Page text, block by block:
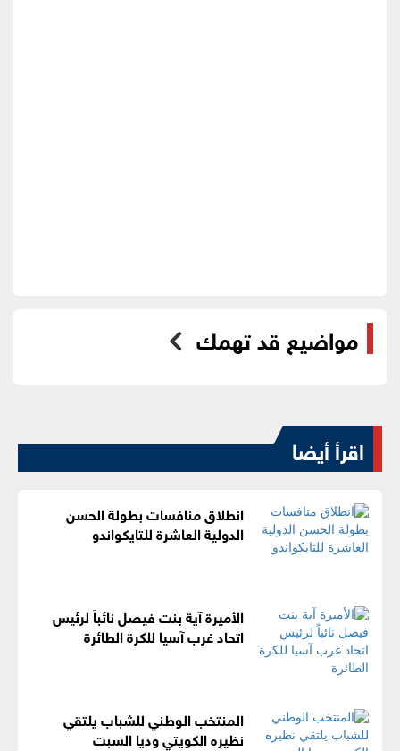
مواضيع قد تهمك
اقرأ أيضا
انطلاق منافسات بطولة الحسن
الدولية العاشرة للتايكواندو
الأميرة آية بنت فيصل نائباً لرئيس
اتحاد غرب آسيا للكرة الطائرة
المنتخب الوطني للشباب يلتقي
نظيره الكويتي وديا السبت